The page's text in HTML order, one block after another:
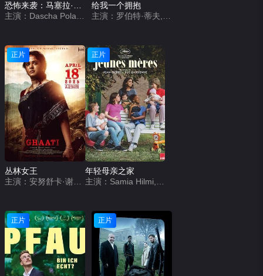
恐怖来袭：马塞拉·博尔赫斯的故事
主演：Dascha Polanco,Ivan Lopez,Nisa Gunduz
给我一个拥抱
主演：罗伯特·蒂夫,谢里夫·马塔尔,凯特·莫伊拉
正片
丛林女王
主演：安努舒卡·谢蒂,拉姆亚·克里希南,贾加帕蒂·巴布,约翰·维杰,维克拉姆·帕布,Larissa Bonesi,VTV Ganesh,拉文达·维贾伊,Chaitanya Rao,Sudhasri Madhusmita,Raghav Rudra Mulpuru,Devika Priyadarshini
正片
年轻母亲之家
主演：Samia Hilmi,Jef Jacobs,冈特·杜瑞特,克里斯特尔·科尼尔,英迪亚·海尔,姆本杜·乔利,克莱尔·博德森,Eva Zingaro,Adrienne D&#039;Anna,Mathilde Legrand,Hélène Cattelain,Selma Alaoui,Janaina Halloy,艾尔莎·霍本,Lucie Laruelle,法布里齐奥·隆吉奥内,Babette Verbeek
正片 正片